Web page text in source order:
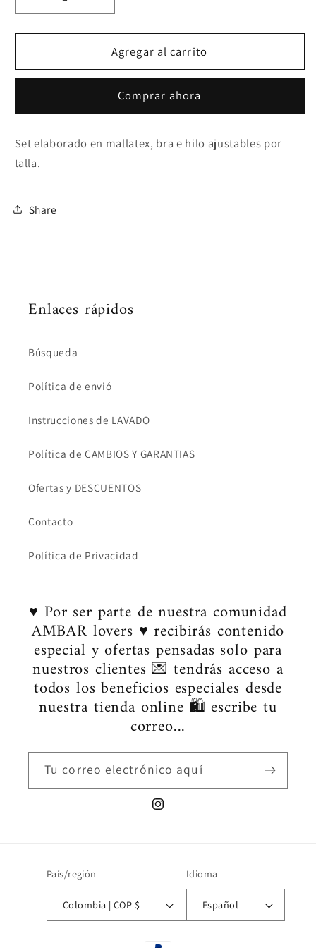
cantidad
para
AHEGAO
cantidad
para
Set
AHEGAO
Agregar al carrito
Comprar ahora
Set elaborado en mallatex, bra e hilo ajustables por
talla.
Share
Enlaces rápidos
Búsqueda
Política de envió
Instrucciones de LAVADO
Política de CAMBIOS Y GARANTIAS
Ofertas y DESCUENTOS
Contacto
Política de Privacidad
♥ Por ser parte de nuestra comunidad
AMBAR lovers ♥ recibirás contenido
especial y ofertas pensadas solo para
nuestros clientes 💌 tendrás acceso a
todos los beneficios especiales desde
nuestra tienda online 🛍️ escribe tu
correo...
Tu correo electrónico aquí
Instagram
País/región
Colombia | COP $
Idioma
Español
Formas